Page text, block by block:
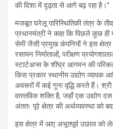
की दिशा में दृढ़ता से आगे बढ़ रहा है।”
मजबूत घरेलू पारिस्थितिकी तंत्र के
प्रधानमंत्री ने कहा कि पिछले कुछ ही
सेमी जैसी प्रमुख कंपनियों ने इस क्षेत्र
रसायन निर्माताओं, परीक्षण
स्टार्टअप्स के शीघ्र आगमन की
किस प्रकार स्थानीय उद्योग व्यापक
अवसरों में कई गुना वृद्धि करते हैं। श्री
वास्तविक शक्ति है, जहाँ एक उद्योग
अंततः पूरे क्षेत्र की अर्थव्यवस्था को
इस क्षेत्र में आए अभूतपूर्व उछाल को